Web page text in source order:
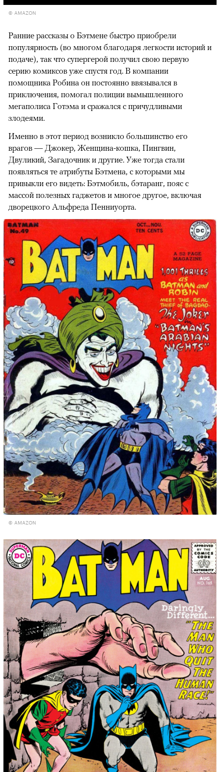
© AMAZON
Ранние рассказы о Бэтмене быстро приобрели
популярность (во многом благодаря легкости историй и
подаче), так что супергерой получил свою первую
серию комиксов уже спустя год. В компании
помощника Робина он постоянно ввязывался в
приключения, помогал полиции вымышленного
мегаполиса Готэма и сражался с причудливыми
злодеями.
Именно в этот период возникло большинство его
врагов — Джокер, Женщина-кошка, Пингвин,
Двуликий, Загадочник и другие. Уже тогда стали
появляться те атрибуты Бэтмена, с которыми мы
привыкли его видеть: Бэтмобиль, бэтаранг, пояс с
массой полезных гаджетов и многое другое, включая
дворецкого Альфреда Пенниуорта.
© AMAZON